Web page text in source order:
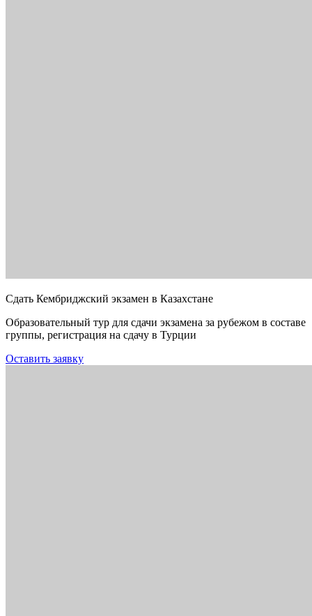
Сдать Кембриджский экзамен в Казахстане
Образовательный тур для сдачи экзамена за рубежом в составе
группы, регистрация на сдачу в Турции
Оставить заявку